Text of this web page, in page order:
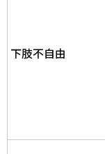
下肢不自由